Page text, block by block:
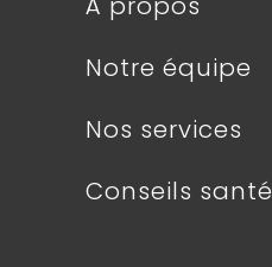
Notre équipe
Nos services
Conseils santé